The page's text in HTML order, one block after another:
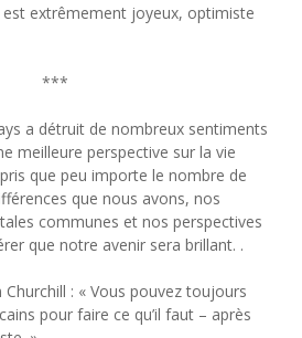
est extrêmement joyeux, optimiste
***
a détruit de nombreux sentiments
meilleure perspective sur la vie
que peu importe le nombre de
que nous avons, nos
communes et nos perspectives
que notre avenir sera brillant. .
Churchill : « Vous pouvez toujours
pour faire ce qu’il faut – après